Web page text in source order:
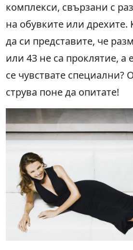
комплекси, свързани с
на обувките или
да си представите, че
или 43 не са проклятие, а
се чувствате специални?
струва поне да опитате!